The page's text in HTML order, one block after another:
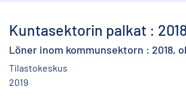
Kuntasektorin palkat :
Löner inom kommunsektorn : 2018,
Tilastokeskus
2019